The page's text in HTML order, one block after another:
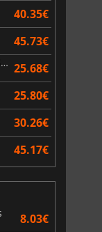
40.35€
45.73€
DRAGON BALL Sparking! ZERO Super Limit Breaking NEO 25.68€
25.80€
30.26€
45.17€
8.03€